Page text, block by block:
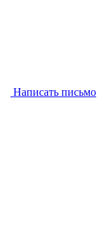
Написать письмо